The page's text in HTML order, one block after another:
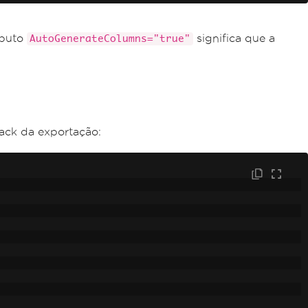
AutoGenerateColumns="true"
significa que a
da exportação: